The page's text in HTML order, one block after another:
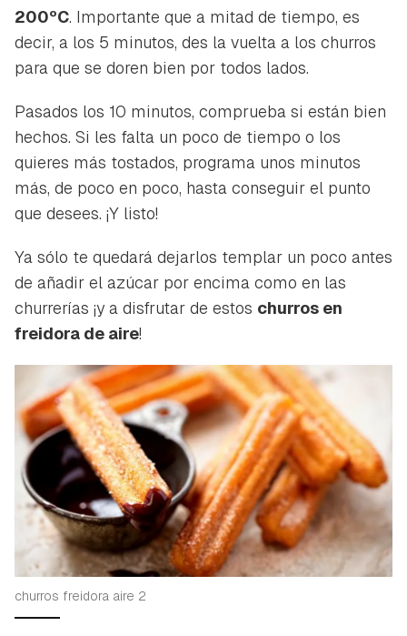
200ºC. Importante que a mitad de tiempo, es
decir, a los 5 minutos, des la vuelta a los churros
para que se doren bien por todos lados.
Pasados los 10 minutos, comprueba si están bien
hechos. Si les falta un poco de tiempo o los
quieres más tostados, programa unos minutos
más, de poco en poco, hasta conseguir el punto
que desees. ¡Y listo!
Ya sólo te quedará dejarlos templar un poco antes
de añadir el azúcar por encima como en las
churrerías ¡y a disfrutar de estos churros en
freidora de aire!
churros freidora aire 2